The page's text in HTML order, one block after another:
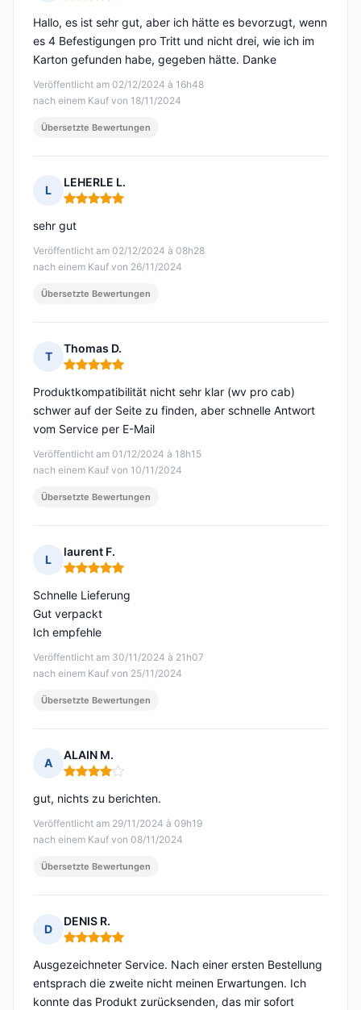
Veröffentlicht am 02/12/2024 à 16h48
nach einem Kauf von 18/11/2024
Hallo, es ist sehr gut, aber ich hätte es bevorzugt, wenn
es 4 Befestigungen pro Tritt und nicht drei, wie ich im
Karton gefunden habe, gegeben hätte. Danke
Übersetzte Bewertungen
L
LEHERLE L.
Hinweis: 5 von 5
Veröffentlicht am 02/12/2024 à 08h28
nach einem Kauf von 26/11/2024
sehr gut
Übersetzte Bewertungen
T
Thomas D.
Hinweis: 5 von 5
Veröffentlicht am 01/12/2024 à 18h15
nach einem Kauf von 10/11/2024
Produktkompatibilität nicht sehr klar (wv pro cab)
schwer auf der Seite zu finden, aber schnelle Antwort
vom Service per E-Mail
Übersetzte Bewertungen
L
laurent F.
Hinweis: 5 von 5
Veröffentlicht am 30/11/2024 à 21h07
nach einem Kauf von 25/11/2024
Schnelle Lieferung
Gut verpackt
Ich empfehle
Übersetzte Bewertungen
A
ALAIN M.
Hinweis: 4 von 5
Veröffentlicht am 29/11/2024 à 09h19
nach einem Kauf von 08/11/2024
gut, nichts zu berichten.
Übersetzte Bewertungen
D
DENIS R.
Hinweis: 5 von 5
Ausgezeichneter Service. Nach einer ersten Bestellung
entsprach die zweite nicht meinen Erwartungen. Ich
konnte das Produkt zurücksenden, das mir sofort